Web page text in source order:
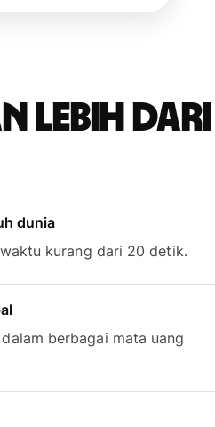
lebih dari
dunia
kurang dari 20 detik.
berbagai mata uang